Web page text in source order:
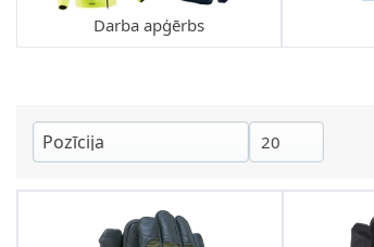
Darba apģērbs